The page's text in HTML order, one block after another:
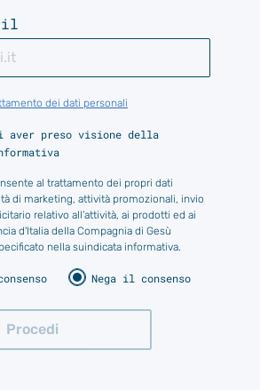
dei dati personali
aver preso visione della
al trattamento dei propri dati
di marketing, attività promozionali, invio
relativo all’attività, ai prodotti ed ai
d'Italia della Compagnia di Gesù
nella suindicata informativa.
Nega il consenso